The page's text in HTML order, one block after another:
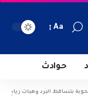
Aa
حوادث
بتساقط البرد وهبات رياح